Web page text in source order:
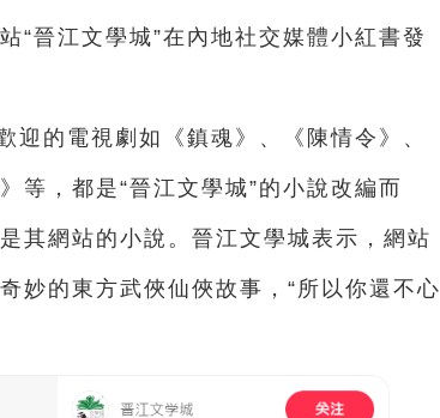
“晉江文學城”在內地社交媒體小紅書發
的電視劇如《鎮魂》、《陳情令》、
等，都是“晉江文學城”的小說改編而
其網站的小說。晉江文學城表示，網站
妙的東方武俠仙俠故事，“所以你還不心